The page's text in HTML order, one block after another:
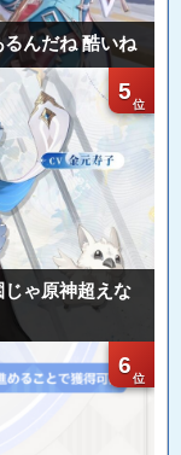
るんだね 酷いね
5
じゃ原神超えな
6